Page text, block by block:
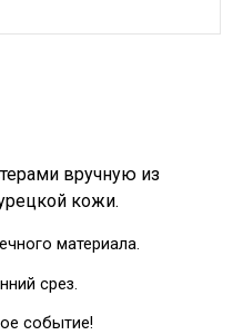
вручную из
кожи.
материала.
срез.
событие!